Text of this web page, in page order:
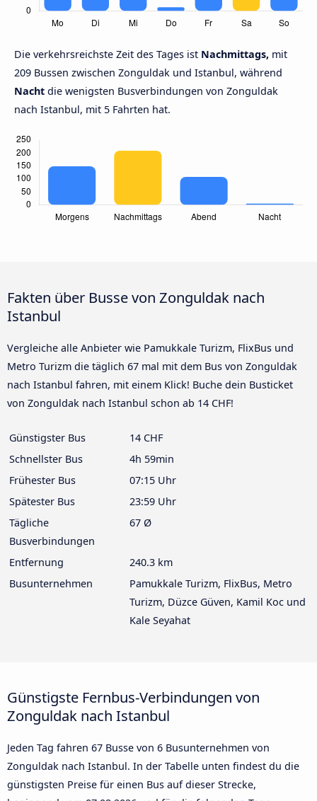
Die verkehrsreichste Zeit des Tages ist Nachmittags, mit
209 Bussen zwischen Zonguldak und Istanbul, während
Nacht die wenigsten Busverbindungen von Zonguldak
nach Istanbul, mit 5 Fahrten hat.
Fakten über Busse von Zonguldak nach
Istanbul
Vergleiche alle Anbieter wie Pamukkale Turizm, FlixBus und
Metro Turizm die täglich 67 mal mit dem Bus von Zonguldak
nach Istanbul fahren, mit einem Klick! Buche dein Busticket
von Zonguldak nach Istanbul schon ab 14 CHF!
Günstigster Bus
14 CHF
Schnellster Bus
4h 59min
Frühester Bus
07:15 Uhr
Spätester Bus
23:59 Uhr
Tägliche
Busverbindungen
67 Ø
Entfernung
240.3 km
Busunternehmen
Pamukkale Turizm, FlixBus, Metro
Turizm, Düzce Güven, Kamil Koc und
Kale Seyahat
Günstigste Fernbus-Verbindungen von
Zonguldak nach Istanbul
Jeden Tag fahren 67 Busse von 6 Busunternehmen von
Zonguldak nach Istanbul. In der Tabelle unten findest du die
günstigsten Preise für einen Bus auf dieser Strecke,